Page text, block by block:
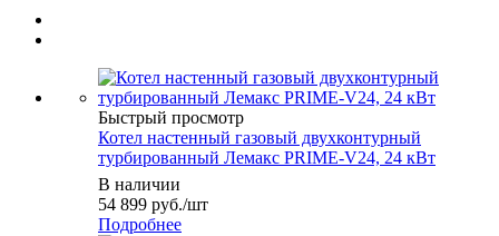
Быстрый просмотр
Котел настенный газовый двухконтурный
турбированный Лемакс PRIME-V24, 24 кВт
В наличии
54 899 руб./шт
Подробнее